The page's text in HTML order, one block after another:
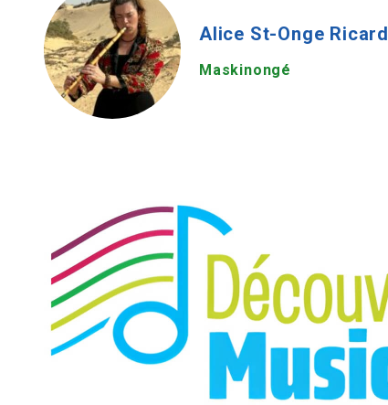
Alice St-Onge Ricard
Maskinongé